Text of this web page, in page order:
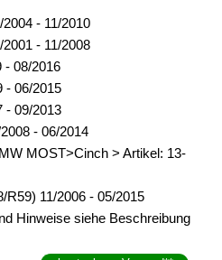
- 11/2010
- 11/2008
- 08/2016
- 06/2015
- 09/2013
- 06/2014
MOST>Cinch > Artikel: 13-
R59) 11/2006 - 05/2015
Hinweise siehe Beschreibung